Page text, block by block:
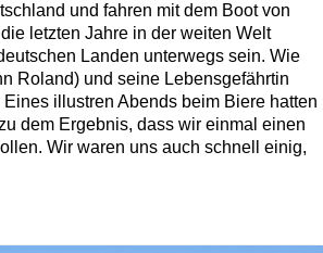
und fahren mit dem Boot von
letzten Jahre in der weiten Welt
Landen unterwegs sein. Wie
Roland) und seine Lebensgefährtin
illustren Abends beim Biere hatten
dem Ergebnis, dass wir einmal einen
Wir waren uns auch schnell einig,